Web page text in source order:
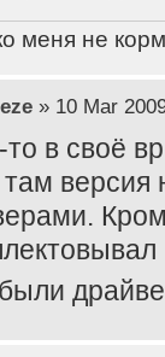
меня не
» 10 Mar
то в своё
там